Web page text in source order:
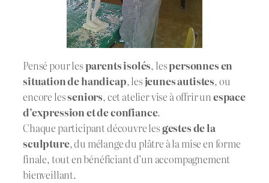
Pensé pour lesparents isolés, lespersonnes en
situation de handicap, lesjeunes autistes, ou
encore lesseniors, cet atelier vise à offrir unespace
d’expression et de confiance.
Chaque participant découvre lesgestes de la
sculpture, du mélange du plâtre à la mise en forme
finale, tout en bénéficiant d’un accompagnement
bienveillant.